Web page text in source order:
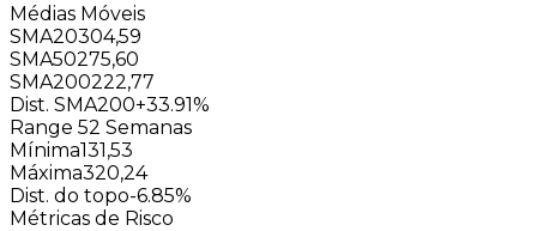
Médias Móveis
SMA20304,59
SMA50275,60
SMA200222,77
Dist. SMA200+33.91%
Range 52 Semanas
Mínima131,53
Máxima320,24
Dist. do topo-6.85%
Métricas de Risco